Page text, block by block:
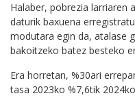
Halaber, pobrezia larriaren
daturik baxuena
modutara egin da, atalase
bakoitzeko batez besteko
Era horretan, %30ari
tasa 2023ko %7,6tik